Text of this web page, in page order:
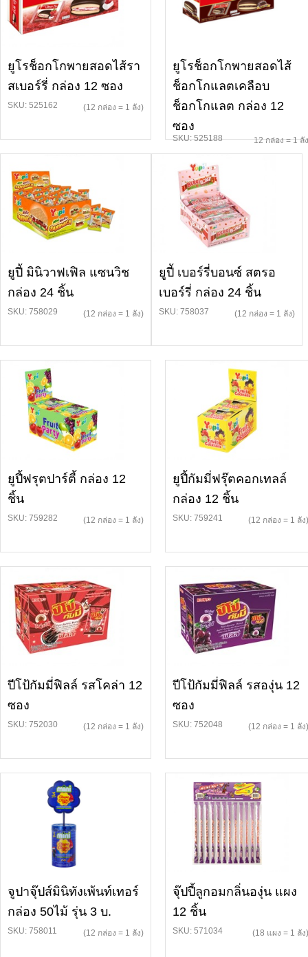
ยูโรช็อกโกพายสอดไส้รา
สเบอร์รี่ กล่อง 12 ซอง
SKU: 525162 (12 กล่อง = 1 ลัง)
ยูโรช็อกโกพายสอดไส้
ช็อกโกแลตเคลือบ
ช็อกโกแลต กล่อง 12
ซอง
SKU: 525188 12 กล่อง = 1 ลัง
ยูปี้ มินิวาฟเฟิล แซนวิช
กล่อง 24 ชิ้น
SKU: 758029 (12 กล่อง = 1 ลัง)
ยูปี้ เบอร์รี่บอนซ์ สตรอ
เบอร์รี่ กล่อง 24 ชิ้น
SKU: 758037 (12 กล่อง = 1 ลัง)
ยูปี้ฟรุตปาร์ตี้ กล่อง 12
ชิ้น
SKU: 759282 (12 กล่อง = 1 ลัง)
ยูปี้กัมมี่ฟรุ๊ตคอกเทลล์
กล่อง 12 ชิ้น
SKU: 759241 (12 กล่อง = 1 ลัง)
ปีโป้กัมมี่ฟิลล์ รสโคล่า 12
ซอง
SKU: 752030 (12 กล่อง = 1 ลัง)
ปีโป้กัมมี่ฟิลล์ รสองุ่น 12
ซอง
SKU: 752048 (12 กล่อง = 1 ลัง)
จูปาจุ๊ปส์มินิทังเพ้นท์เทอร์
กล่อง 50ไม้ รุ่น 3 บ.
SKU: 758011 (12 กล่อง = 1 ลัง)
จุ๊ปปี้ลูกอมกลิ่นองุ่น แผง
12 ชิ้น
SKU: 571034 (18 แผง = 1 ลัง)